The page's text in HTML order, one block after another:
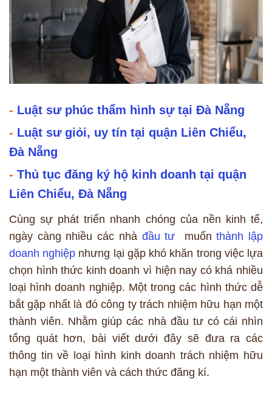
- Luật sư phúc thẩm hình sự tại Đà Nẵng
- Luật sư giỏi, uy tín tại quận Liên Chiểu,
Đà Nẵng
- Thủ tục đăng ký hộ kinh doanh tại quận
Liên Chiểu, Đà Nẵng
Cùng sự phát triển nhanh chóng của nền kinh tế,
ngày càng nhiều các nhà đầu tư muốnthành lập
doanh nghiệp nhưng lại gặp khó khăn trong việc lựa
chọn hình thức kinh doanh vì hiện nay có khá nhiều
loại hình doanh nghiệp. Một trong các hình thức dễ
bắt gặp nhất là đó công ty trách nhiệm hữu hạn một
thành viên. Nhằm giúp các nhà đầu tư có cái nhìn
tổng quát hơn, bài viết dưới đây sẽ đưa ra các
thông tin về loại hình kinh doanh trách nhiệm hữu
hạn một thành viên và cách thức đăng kí.